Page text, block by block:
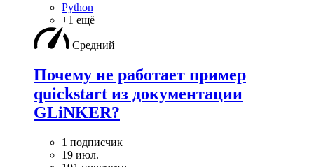
Python
+1 ещё
Средний
Почему не работает пример
quickstart из документации
GLiNKER?
1 подписчик
19 июл.